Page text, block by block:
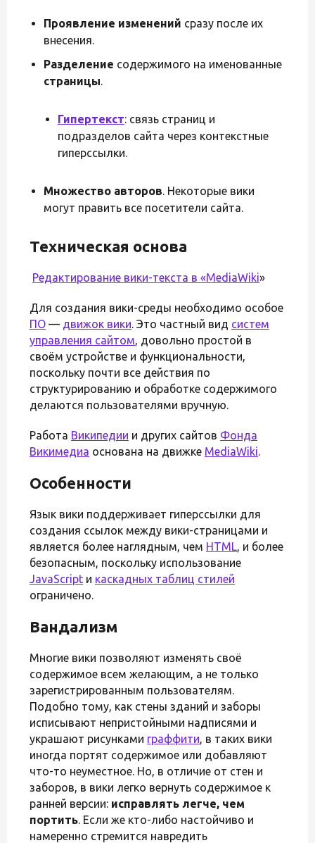
Проявление изменений сразу после их
внесения.
Разделение содержимого на именованные
страницы.
Гипертекст: связь страниц и
подразделов сайта через контекстные
гиперссылки.
Множество авторов. Некоторые вики
могут править все посетители сайта.
Техническая основа
Редактирование вики-текста в «MediaWiki»
Для создания вики-среды необходимо особое
ПО — движок вики. Это частный вид систем
управления сайтом, довольно простой в
своём устройстве и функциональности,
поскольку почти все действия по
структурированию и обработке содержимого
делаются пользователями вручную.
Работа Википедии и других сайтов Фонда
Викимедиа основана на движке MediaWiki.
Особенности
Язык вики поддерживает гиперссылки для
создания ссылок между вики-страницами и
является более наглядным, чем HTML, и более
безопасным, поскольку использование
JavaScript и каскадных таблиц стилей
ограничено.
Вандализм
Многие вики позволяют изменять своё
содержимое всем желающим, а не только
зарегистрированным пользователям.
Подобно тому, как стены зданий и заборы
исписывают непристойными надписями и
украшают рисунками граффити, в таких вики
иногда портят содержимое или добавляют
что-то неуместное. Но, в отличие от стен и
заборов, в вики легко вернуть содержимое к
ранней версии: исправлять легче, чем
портить. Если же кто-либо настойчиво и
намеренно стремится навредить